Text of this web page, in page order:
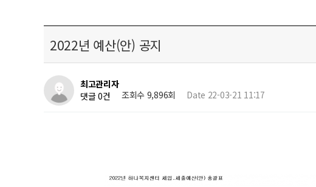
2022년 예산(안) 공지
최고관리자
댓글 0건
조회수 9,896회 Date 22-03-21 11:17